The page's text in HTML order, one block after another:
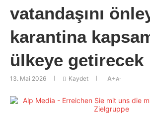
vatandaşını
karantina
ülkeye getirecek
13. Mai 2026 Kaydet A+A-